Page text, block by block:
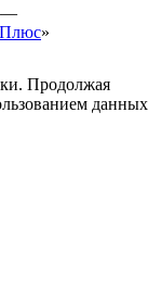
—
»
Продолжая
данных